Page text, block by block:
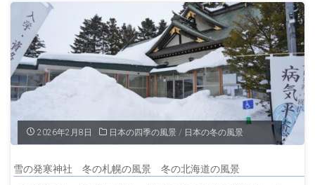
北
海
道
の
の
持
田
駅
父
2026年2月8日 日本の四季の風景 / 日本の冬の風景
雪の発寒神社 冬の札幌の風景 冬の北海道の風景